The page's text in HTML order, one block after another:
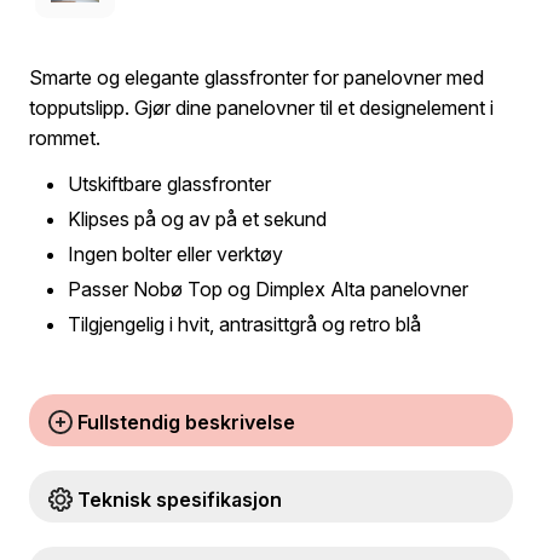
Smarte og elegante glassfronter for panelovner med
topputslipp. Gjør dine panelovner til et designelement i
rommet.
Utskiftbare glassfronter
Klipses på og av på et sekund
Ingen bolter eller verktøy
Passer Nobø Top og Dimplex Alta panelovner
Tilgjengelig i hvit, antrasittgrå og retro blå
Fullstendig beskrivelse
Teknisk spesifikasjon